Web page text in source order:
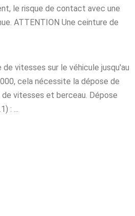
le risque de contact avec une
ATTENTION Une ceinture de
vitesses sur le véhicule jusqu'au
cela nécessite la dépose de
vitesses et berceau. Dépose
: ...